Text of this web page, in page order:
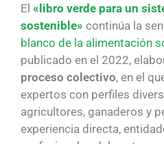
El «libro verde para un
sostenible» continúa la
blanco de la alimentación
publicado en el 2022,
proceso colectivo, en el
expertos con perfiles
agricultores, ganaderos y
experiencia directa,